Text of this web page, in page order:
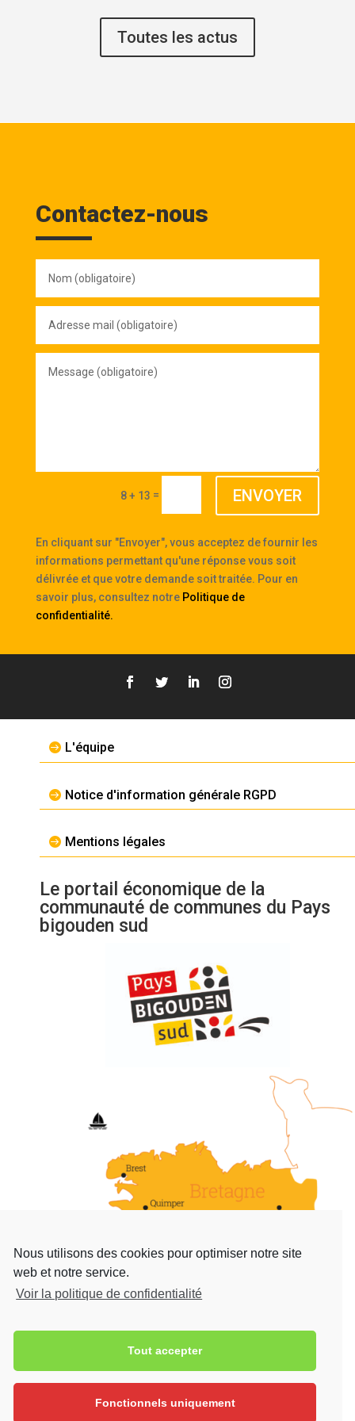
Toutes les actus
Contactez-nous
(obligatoire)
mail
(obligatoire)
8 + 13 = ENVOYER
En cliquant sur "Envoyer", vous acceptez de fournir les
informations permettant qu'une réponse vous soit
délivrée et que votre demande soit traitée. Pour en
savoir plus, consultez notre Politique de
confidentialité.
L'équipe
Notice d'information générale RGPD
Mentions légales
Le portail économique de la
communauté de communes du Pays
bigouden sud

17 Rue Raymonde-Folgoas-Guillou 29120
Pont-l'Abbé
Nous utilisons des cookies pour optimiser notre site
web et notre service.
Voir la politique de confidentialité
Tout accepter
Fonctionnels uniquement